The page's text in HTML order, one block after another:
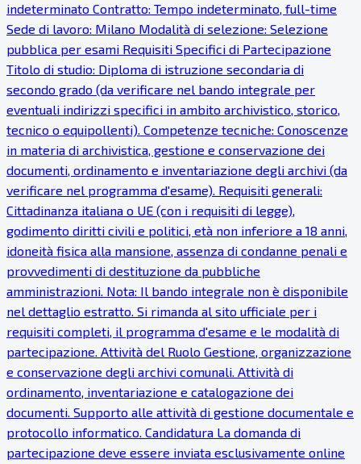
indeterminato Contratto: Tempo indeterminato, full-time
Sede di lavoro: Milano Modalità di selezione: Selezione
pubblica per esami Requisiti Specifici di Partecipazione
Titolo di studio: Diploma di istruzione secondaria di
secondo grado (da verificare nel bando integrale per
eventuali indirizzi specifici in ambito archivistico, storico,
tecnico o equipollenti). Competenze tecniche: Conoscenze
in materia di archivistica, gestione e conservazione dei
documenti, ordinamento e inventariazione degli archivi (da
verificare nel programma d'esame). Requisiti generali:
Cittadinanza italiana o UE (con i requisiti di legge),
godimento diritti civili e politici, età non inferiore a 18 anni,
idoneità fisica alla mansione, assenza di condanne penali e
provvedimenti di destituzione da pubbliche
amministrazioni. Nota: Il bando integrale non è disponibile
nel dettaglio estratto. Si rimanda al sito ufficiale per i
requisiti completi, il programma d'esame e le modalità di
partecipazione. Attività del Ruolo Gestione, organizzazione
e conservazione degli archivi comunali. Attività di
ordinamento, inventariazione e catalogazione dei
documenti. Supporto alle attività di gestione documentale e
protocollo informatico. Candidatura La domanda di
partecipazione deve essere inviata esclusivamente online